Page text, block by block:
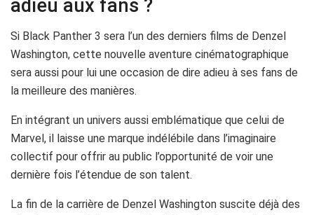
adieu aux fans ?
Si Black Panther 3 sera l’un des derniers films de Denzel
Washington, cette nouvelle aventure cinématographique
sera aussi pour lui une occasion de dire adieu à ses fans de
la meilleure des manières.
En intégrant un univers aussi emblématique que celui de
Marvel, il laisse une marque indélébile dans l’imaginaire
collectif pour offrir au public l’opportunité de voir une
dernière fois l’étendue de son talent.
La fin de la carrière de Denzel Washington suscite déjà des